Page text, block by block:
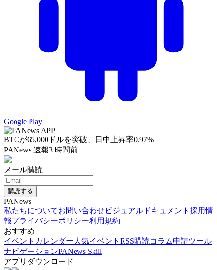
Google Play
BTCが65,000ドルを突破、日中上昇率0.97%
PANews 速報3 時間前
メール購読
購読する
PANews
私たちについてお問い合わせビジュアルドキュメント 採用情
報プライバシーポリシー利用規約
おすすめ
イベントカレンダー 人気イベント RSS購読コラム申請ツール
ナビゲーションPANews Skill
アプリダウンロード